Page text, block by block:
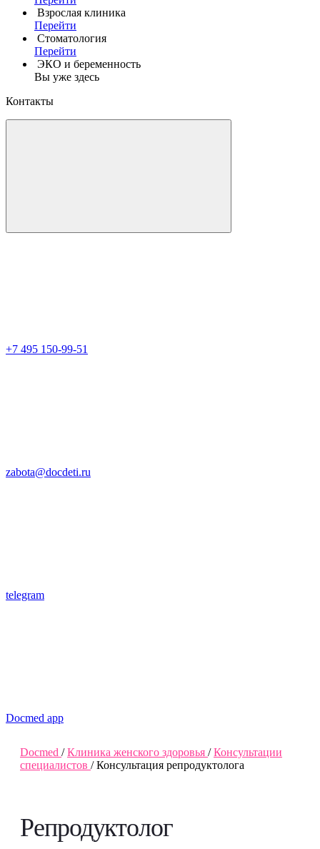
Взрослая клиника
Перейти
Стоматология
Перейти
ЭКО и беременность
Вы уже здесь
Контакты
+7 495 150-99-51
zabota@docdeti.ru
telegram
Docmed app
Docmed /Клиника женского здоровья /Консультации
специалистов /Консультация репродуктолога
Репродуктолог